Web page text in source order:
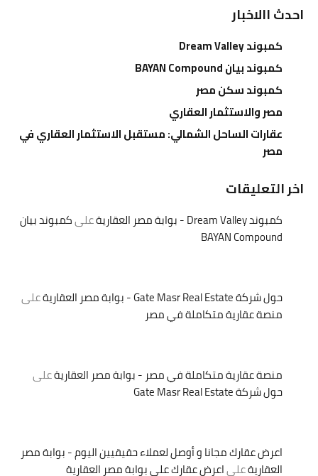
احدث االاخبار
كمبوند Dream Valley
كمبوند بيان BAYAN Compound
كمبوند سكن مصر
مصر والاستثمار العقاري
عقارات الساحل الشمالي: مستقبل الاستثمار العقاري في
مصر
اخر التعليقات
كمبوند Dream Valley - بوابة مصر العقارية علىكمبوند بيان
BAYAN Compound
حول شركة Gate Masr Real Estate - بوابة مصر العقارية
على
منصة عقارية متكاملة في مصر
منصة عقارية متكاملة في مصر - بوابة مصر العقاريةعلى
حول شركة Gate Masr Real Estate
اعرض عقارك مجانا و أوصل لعملاء حقيقيين اليوم - بوابة مصر
العقاريةعلىاعرض عقارك على بوابة مصر العقارية